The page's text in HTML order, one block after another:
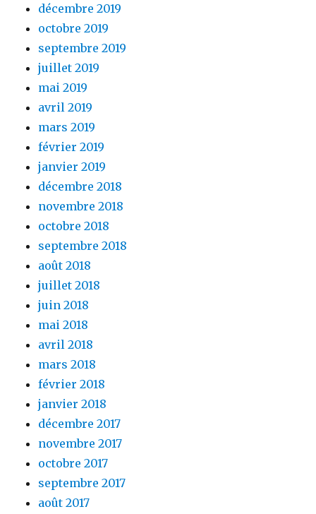
décembre 2019
octobre 2019
septembre 2019
juillet 2019
mai 2019
avril 2019
mars 2019
février 2019
janvier 2019
décembre 2018
novembre 2018
octobre 2018
septembre 2018
août 2018
juillet 2018
juin 2018
mai 2018
avril 2018
mars 2018
février 2018
janvier 2018
décembre 2017
novembre 2017
octobre 2017
septembre 2017
août 2017